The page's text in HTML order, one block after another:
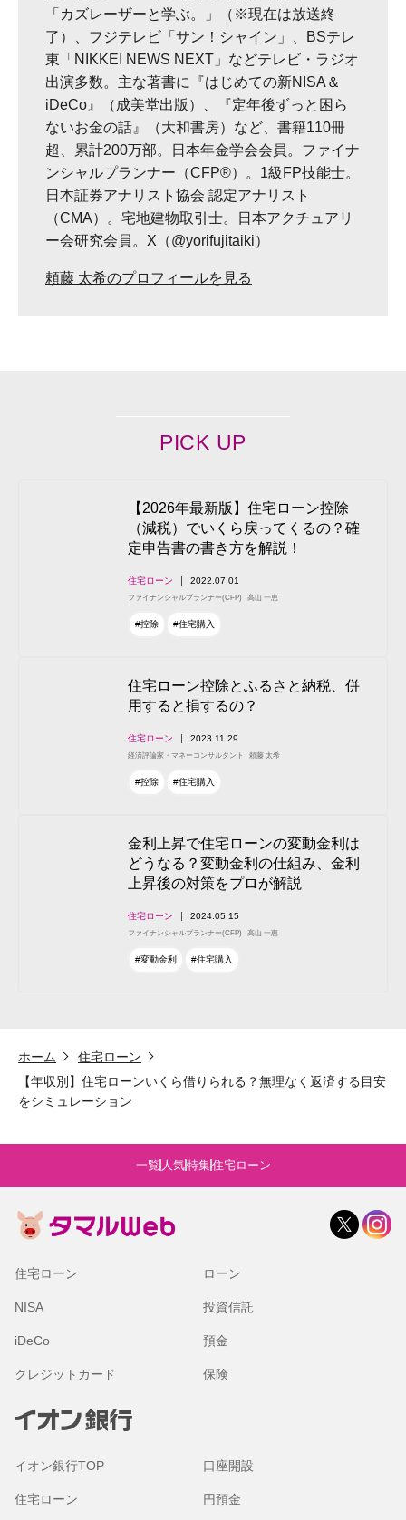
一覧 人気特集住宅ローン
「カズレーザーと学ぶ。」（※現在は放送終
了）、フジテレビ「サン！シャイン」、BSテレ
東「NIKKEI NEWS NEXT」などテレビ・ラジオ
出演多数。主な著書に『はじめての新NISA＆
iDeCo』（成美堂出版）、『定年後ずっと困ら
ないお金の話』（大和書房）など、書籍110冊
超、累計200万部。日本年金学会会員。ファイナ
ンシャルプランナー（CFP®）。1級FP技能士。
日本証券アナリスト協会 認定アナリスト
（CMA）。宅地建物取引士。日本アクチュアリ
ー会研究会員。X（@yorifujitaiki）
頼藤 太希のプロフィールを見る
PICK UP
【2026年最新版】住宅ローン控除
（減税）でいくら戻ってくるの？確
定申告書の書き方を解説！
住宅ローン 2022.07.01
ファイナンシャルプランナー(CFP) 高山 一恵
#控除 #住宅購入
住宅ローン控除とふるさと納税、併
用すると損するの？
住宅ローン 2023.11.29
経済評論家・マネーコンサルタント 頼藤 太希
#控除 #住宅購入
金利上昇で住宅ローンの変動金利は
どうなる？変動金利の仕組み、金利
上昇後の対策をプロが解説
住宅ローン 2024.05.15
ファイナンシャルプランナー(CFP) 高山 一恵
#変動金利 #住宅購入
ホーム
住宅ローン
【年収別】住宅ローンいくら借りられる？無理なく返済する目安
をシミュレーション
住宅ローン ローン
NISA 投資信託
iDeCo 預金
クレジットカード 保険
イオン銀行TOP 口座開設
住宅ローン 円預金